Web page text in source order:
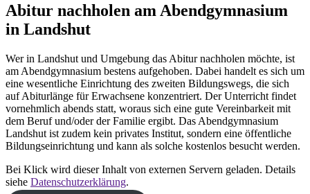
Abitur nachholen am Abendgymnasium
in Landshut
Wer in Landshut und Umgebung das Abitur nachholen möchte, ist
am Abendgymnasium bestens aufgehoben. Dabei handelt es sich um
eine wesentliche Einrichtung des zweiten Bildungswegs, die sich
auf Abiturlänge für Erwachsene konzentriert. Der Unterricht findet
vornehmlich abends statt, woraus sich eine gute Vereinbarkeit mit
dem Beruf und/oder der Familie ergibt. Das Abendgymnasium
Landshut ist zudem kein privates Institut, sondern eine öffentliche
Bildungseinrichtung und kann als solche kostenlos besucht werden.
Bei Klick wird dieser Inhalt von externen Servern geladen. Details
siehe Datenschutzerklärung.